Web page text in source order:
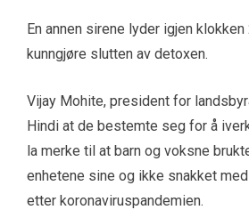
En annen sirene lyder igjen
kunngjøre slutten av detoxen.
Vijay Mohite, president for
Hindi at de bestemte seg for å
la merke til at barn og voksne
enhetene sine og ikke snakket
etter koronaviruspandemien.